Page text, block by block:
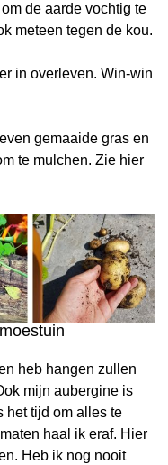
de aarde vochtig te
meteen tegen de kou.
in overleven. Win-win
gemaaide gras en
te mulchen. Zie hier
heb hangen zullen
mijn aubergine is
het tijd om alles te
haal ik eraf. Hier
Heb ik nog nooit